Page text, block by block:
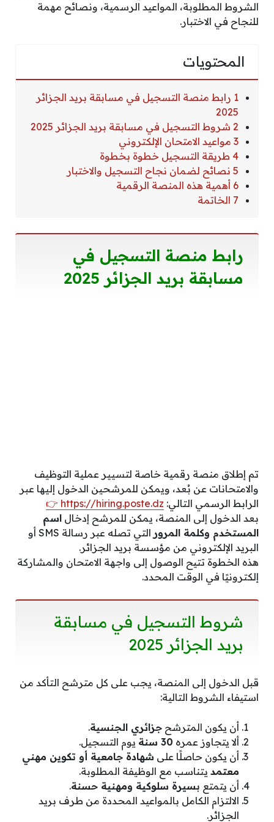
الشروط المطلوبة، المواعيد الرسمية، ونصائح مهمة
للنجاح في الاختبار.
المحتويات
1 رابط منصة التسجيل في مسابقة بريد الجزائر
2025
2 شروط التسجيل في مسابقة بريد الجزائر 2025
3 مواعيد الامتحان الإلكتروني
4 طريقة التسجيل خطوة بخطوة
5 نصائح لضمان نجاح التسجيل والاختبار
6 أهمية هذه المنصة الرقمية
7 الخاتمة
رابط منصة التسجيل في
مسابقة بريد الجزائر 2025
تم إطلاق منصة رقمية خاصة لتسيير عملية التوظيف
والامتحانات عن بُعد، ويمكن للمرشحين الدخول إليها عبر
الرابط الرسمي التالي: https://hiring.poste.dz 👉
بعد الدخول إلى المنصة، يمكن للمرشح إدخال اسم
المستخدم وكلمة المرور
التي تصله عبر رسالة SMS أو
البريد الإلكتروني من مؤسسة بريد الجزائر.
هذه الخطوة تتيح الوصول إلى واجهة الامتحان والمشاركة
إلكترونيًا في الوقت المحدد.
شروط التسجيل في مسابقة
بريد الجزائر 2025
قبل الدخول إلى المنصة، يجب على كل مترشح التأكد من
استيفاء الشروط التالية:
أن يكون المترشح جزائري الجنسية.
ألا يتجاوز عمره 30 سنة
يوم التسجيل.
أن يكون حاصلًا على شهادة جامعية أو تكوين مهني
معتمد يتناسب مع الوظيفة المطلوبة.
أن يتمتع بسيرة سلوكية ومهنية حسنة.
الالتزام الكامل بالمواعيد المحددة من طرف بريد
الجزائر.